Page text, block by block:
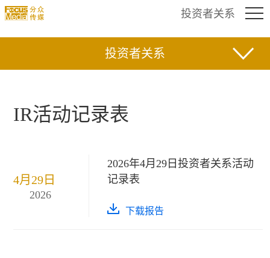
投资者关系
投资者关系
IR活动记录表
4月29日
2026
2026年4月29日投资者关系活动
记录表
下载报告